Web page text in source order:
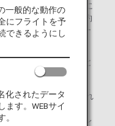
ージクラブ（AMC）に
、インターネット予約
予約時にオペレーター
録手続きいただくこと
客様の口座に積算され
便の変更やアップグレ
一般的な動作の
にフライトを予
できるようにし
化されたデータ
ます。WEBサイ
。